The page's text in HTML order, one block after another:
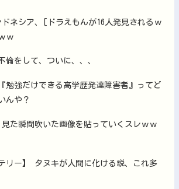
ドネシア、[ドラえもんが16人発見されるｗ
ｗ
倫をして、ついに、、、
勉強だけできる高学歴発達障害者』ってど
んや？
見た瞬間吹いた画像を貼っていくスレｗｗ
リー】 タヌキが人間に化ける説、これ多